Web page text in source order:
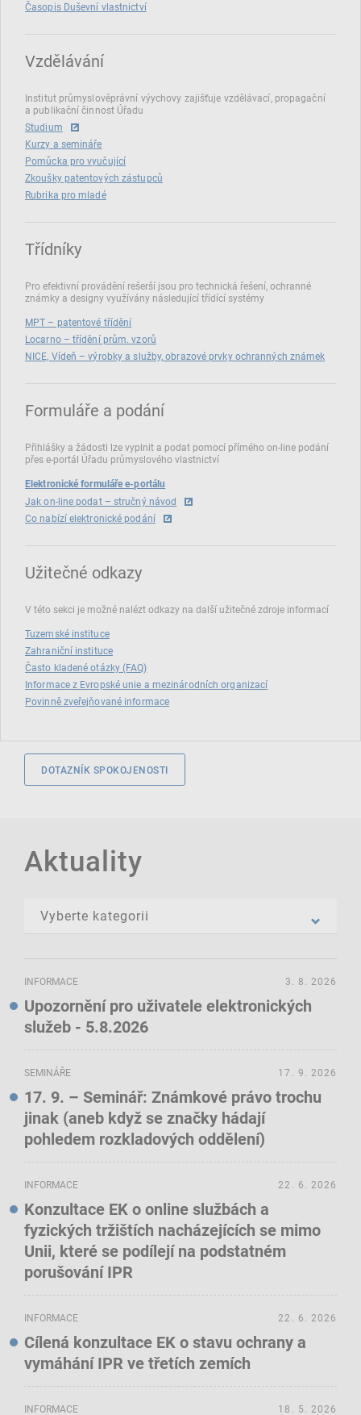
Časopis Duševní vlastnictví
Vzdělávání
Institut průmyslověprávní výychovy zajišťuje vzdělávací, propagační
a publikační činnost Úřadu
Studium
Kurzy a semináře
Pomůcka pro vyučující
Zkoušky patentových zástupců
Rubrika pro mladé
Třídníky
Pro efektivní provádění rešerší jsou pro technická řešení, ochranné
známky a designy využívány následující třídící systémy
MPT – patentové třídění
Locarno – třídění prům. vzorů
NICE, Vídeň – výrobky a služby, obrazové prvky ochranných známek
Formuláře a podání
Přihlášky a žádosti lze vyplnit a podat pomocí přímého on‑line podání
přes e‑portál Úřadu průmyslového vlastnictví
Elektronické formuláře e-portálu
Jak on-line podat – stručný návod
Co nabízí elektronické podání
Užitečné odkazy
V této sekci je možné nalézt odkazy na další užitečné zdroje informací
Tuzemské instituce
Zahraniční instituce
Často kladené otázky (FAQ)
Informace z Evropské unie a mezinárodních organizací
Povinně zveřejňované informace
DOTAZNÍK SPOKOJENOSTI
Aktuality
INFORMACE
Upozornění pro uživatele elektronických
služeb - 5.8.2026
3. 8. 2026
SEMINÁŘE
17. 9. – Seminář: Známkové právo trochu
jinak (aneb když se značky hádají
pohledem rozkladových oddělení)
17. 9. 2026
INFORMACE
Konzultace EK o online službách a
fyzických tržištích nacházejících se mimo
Unii, které se podílejí na podstatném
porušování IPR
22. 6. 2026
INFORMACE
Cílená konzultace EK o stavu ochrany a
vymáhání IPR ve třetích zemích
22. 6. 2026
INFORMACE 18. 5. 2026